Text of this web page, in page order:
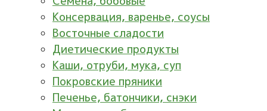
Консервация, варенье, соусы
Восточные сладости
Диетические продукты
Каши, отруби, мука, суп
Покровские пряники
Печенье, батончики, снэки